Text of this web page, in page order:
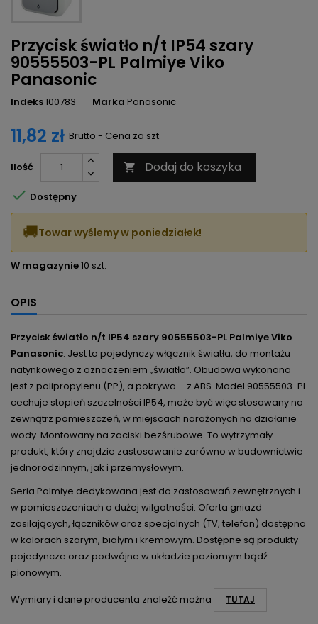
Przycisk światło n/t IP54 szary
90555503-PL Palmiye Viko
Panasonic
Indeks100783 Marka Panasonic
11,82 zł Brutto - Cena za szt.
Ilość  Dodaj do koszyka
 Dostępny
🚚Towar wyślemy w poniedziałek!
W magazynie10 szt.
OPIS
Przycisk światło n/t IP54 szary 90555503-PL Palmiye Viko
Panasonic. Jest to pojedynczy włącznik światła, do montażu
natynkowego z oznaczeniem „światło”. Obudowa wykonana
jest z polipropylenu (PP), a pokrywa – z ABS. Model 90555503-PL
cechuje stopień szczelności IP54, może być więc stosowany na
zewnątrz pomieszczeń, w miejscach narażonych na działanie
wody. Montowany na zaciski bezśrubowe. To wytrzymały
produkt, który znajdzie zastosowanie zarówno w budownictwie
jednorodzinnym, jak i przemysłowym.
Seria Palmiye dedykowana jest do zastosowań zewnętrznych i
w pomieszczeniach o dużej wilgotności. Oferta gniazd
zasilających, łączników oraz specjalnych (TV, telefon) dostępna
w kolorach szarym, białym i kremowym. Dostępne są produkty
pojedyncze oraz podwójne w układzie poziomym bądź
pionowym.
Wymiary i dane producenta znaleźć można
TUTAJ